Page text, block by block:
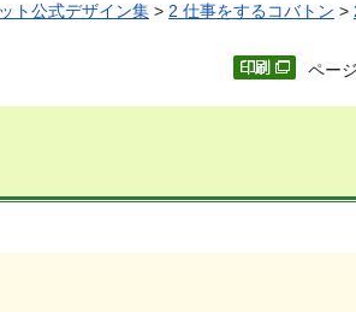
ト公式デザイン集 > 2 仕事をするコバトン >
ペー